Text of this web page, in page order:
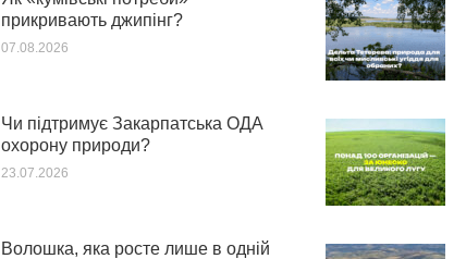
прикривають джипінг?
07.08.2026
Чи підтримує Закарпатська ОДА
охорону природи?
23.07.2026
Волошка, яка росте лише в одній